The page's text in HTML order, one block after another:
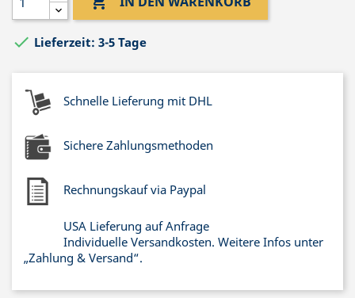
 Lieferzeit: 3-5 Tage
Schnelle Lieferung mit DHL
Sichere Zahlungsmethoden
Rechnungskauf via Paypal
USA Lieferung auf Anfrage
Individuelle Versandkosten. Weitere Infos unter
„Zahlung & Versand“.